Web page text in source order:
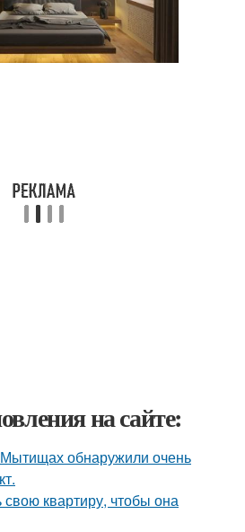
на сайте:
обнаружили очень
свою квартиру, чтобы она